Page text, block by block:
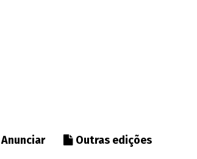
Anunciar Outras edições